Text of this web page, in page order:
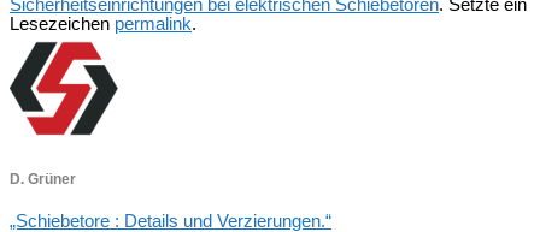
Sicherheitseinrichtungen bei elektrischen Schiebetoren. Setzte ein
Lesezeichen permalink.
D. Grüner
„Schiebetore : Details und Verzierungen.“